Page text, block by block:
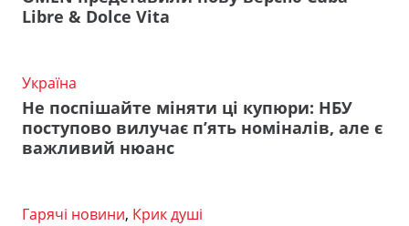
Libre & Dolce Vita
Україна
Не поспішайте міняти ці купюри: НБУ
поступово вилучає п’ять номіналів, але є
важливий нюанс
Гарячі новини, Крик душі